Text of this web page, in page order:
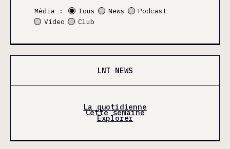
Média : Tous News
Podcast
Video
Club
LNT NEWS
La quotidienne
Cette semaine
Explorer